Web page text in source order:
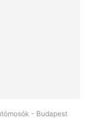
- Budapest